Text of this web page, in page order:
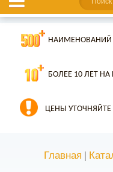
НАИМЕНОВАНИЙ
БОЛЕЕ 10 ЛЕТ
ЦЕНЫ
Главная |